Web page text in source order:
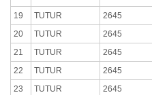
19
TUTUR 2645
20
TUTUR 2645
21
TUTUR 2645
22
TUTUR 2645
23
TUTUR 2645